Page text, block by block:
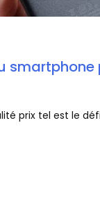
smartphone
prix tel est le